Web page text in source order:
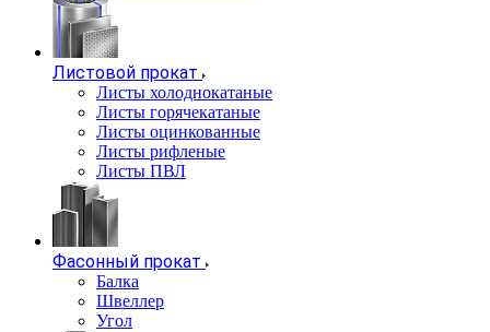
Листовой прокат
Листы холоднокатаные
Листы горячекатаные
Листы оцинкованные
Листы рифленые
Листы ПВЛ
Фасонный прокат
Балка
Швеллер
Угол